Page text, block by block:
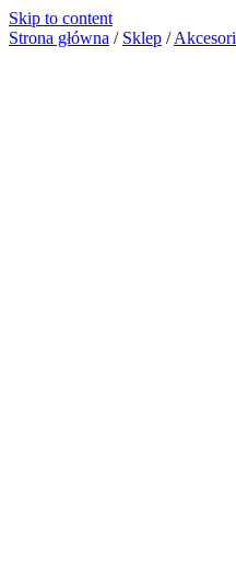
Skip to content
Strona główna / Sklep /